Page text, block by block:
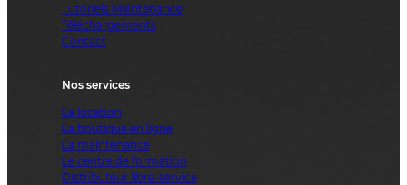
Tutoriels Maintenance
Téléchargements
Contact
Nos services
La location
La boutique en ligne
La maintenance
Le centre de formation
Distributeur libre-service